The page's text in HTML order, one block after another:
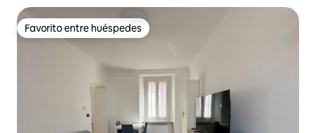
Favorito entre huéspedes
Favorito entre huéspedes